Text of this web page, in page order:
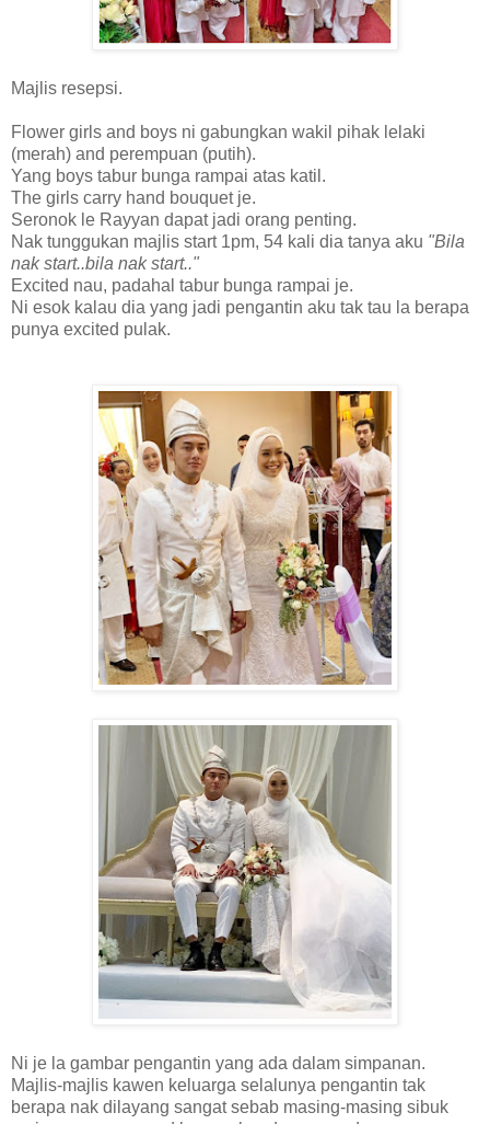
Majlis resepsi.
Flower girls and boys ni gabungkan wakil pihak lelaki
(merah) and perempuan (putih).
Yang boys tabur bunga rampai atas katil.
The girls carry hand bouquet je.
Seronok le Rayyan dapat jadi orang penting.
Nak tunggukan majlis start 1pm, 54 kali dia tanya aku "Bila
nak start..bila nak start.."
Excited nau, padahal tabur bunga rampai je.
Ni esok kalau dia yang jadi pengantin aku tak tau la berapa
punya excited pulak.
Ni je la gambar pengantin yang ada dalam simpanan.
Majlis-majlis kawen keluarga selalunya pengantin tak
berapa nak dilayang sangat sebab masing-masing sibuk